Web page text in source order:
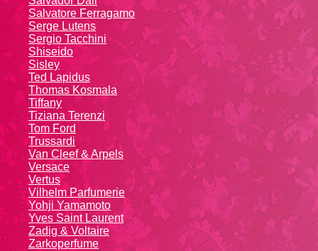
Salvatore Ferragamo
Serge Lutens
Sergio Tacchini
Shiseido
Sisley
Ted Lapidus
Thomas Kosmala
Tiffany
Tiziana Terenzi
Tom Ford
Trussardi
Van Cleef & Arpels
Versace
Vertus
Vilhelm Parfumerie
Yohji Yamamoto
Yvеs Sаint Lаurеnt
Zadig & Voltaire
Zarkoperfume